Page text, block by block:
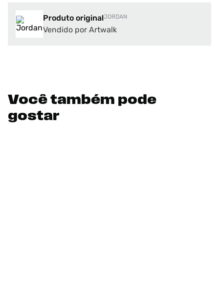
Produto originalJORDAN
Vendido por Artwalk
Você também pode
gostar